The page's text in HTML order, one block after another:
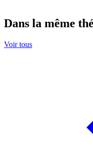
Dans la même
Voir tous